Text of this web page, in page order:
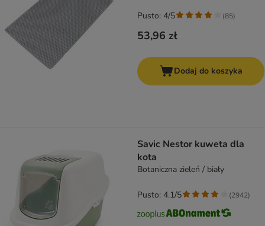
53,96 zł
Pusto: 4/5 (85)
Dodaj do koszyka
Savic Nestor kuweta dla
kota
Botaniczna zieleń / biały
Pusto: 4.1/5 (2942)